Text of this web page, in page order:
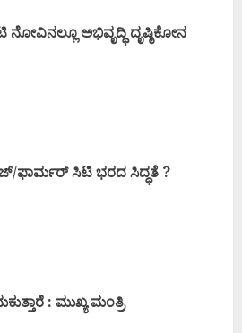
ನೋವಿನಲ್ಲೂ ಅಭಿವೃದ್ಧಿ ದೃಷ್ಠಿಕೋನ
ಫಾರ್ಮರ್ ಸಿಟಿ ಭರದ ಸಿದ್ಧತೆ ?
: ಮುಖ್ಯ ಮಂತ್ರಿ